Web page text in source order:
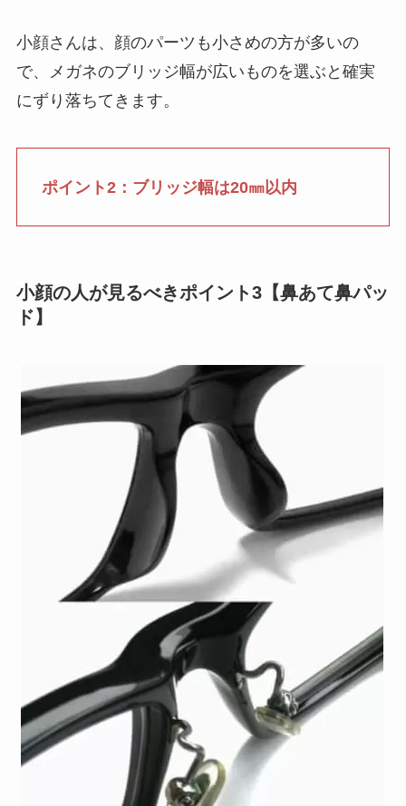
小顔さんは、顔のパーツも小さめの方が多いの
で、メガネのブリッジ幅が広いものを選ぶと確実
にずり落ちてきます。
ポイント2：ブリッジ幅は20㎜以内
小顔の人が見るべきポイント3【鼻あて鼻パッ
ド】